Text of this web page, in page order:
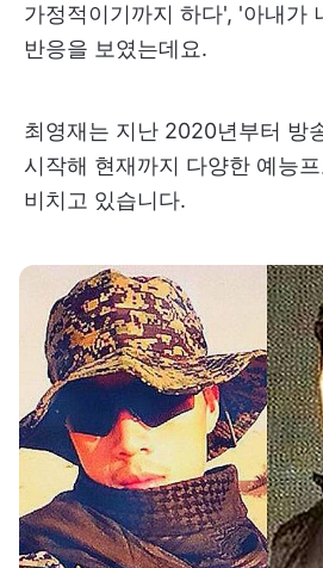
가정적이기까지 하다', '아내가
반응을 보였는데요.
최영재는 지난 2020년부터 방
시작해 현재까지 다양한 예능
비치고 있습니다.